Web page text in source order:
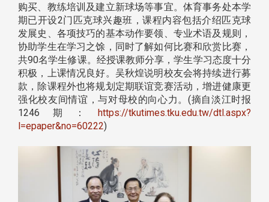
购买、教练培训及建立新球场等事宜。体育事务处本学
期已开设2门匹克球兴趣班，课程内容包括介绍匹克球
发展史、各项技巧的基本动作要领、专业术语及规则，
协助学生在学习之馀，同时了解如何比赛和欣赏比赛，
共90名学生修课。经授课教师分享，学生学习态度十分
积极，上课情况良好。吴秋煌说明校友会将持续进行募
款，除课程外也将规划定期联谊竞赛活动，增进健康更
强化校友间情谊，与对母校的向心力。(摘自淡江时报
1246期： https://tkutimes.tku.edu.tw/dtl.aspx?
l=epaper&no=60222)